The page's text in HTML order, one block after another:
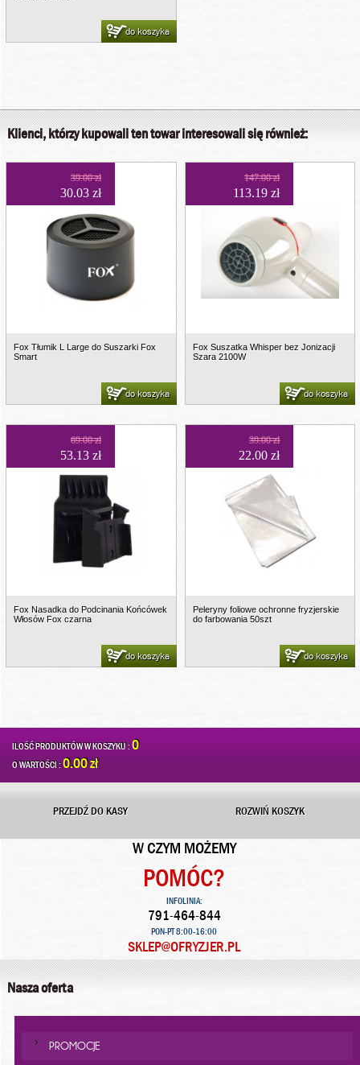
do koszyka
Klienci, którzy kupowali ten towar interesowali się również:
39.00 zł
30.03 zł
Fox Tłumik L Large do Suszarki Fox
Smart
do koszyka
147.00 zł
113.19 zł
Fox Suszatka Whisper bez Jonizacji
Szara 2100W
do koszyka
69.00 zł
53.13 zł
Fox Nasadka do Podcinania Końcówek
Włosów Fox czarna
do koszyka
39.00 zł
22.00 zł
Peleryny foliowe ochronne fryzjerskie
do farbowania 50szt
do koszyka
ILOŚĆ PRODUKTÓW W KOSZYKU :0
O WARTOŚCI :0.00 zł
PRZEJDŹ DO KASY ROZWIŃ KOSZYK
W CZYM MOŻEMY
POMÓC?
INFOLINIA:
791-464-844
PON-PT 8:00-16:00
SKLEP@OFRYZJER.PL
Nasza oferta
PROMOCJE